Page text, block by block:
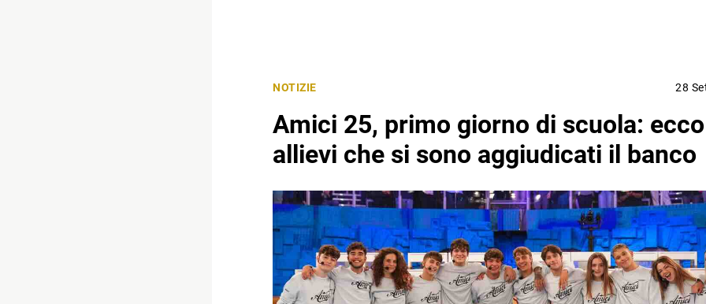
NOTIZIE 28
Amici 25, primo giorno di scuola:
allievi che si sono aggiudicati il banco